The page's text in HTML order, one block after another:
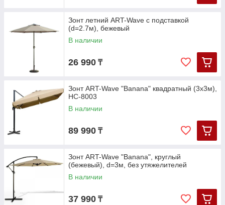
Зонт летний ART-Wave с подставкой
(d=2.7м), бежевый
В наличии
26 990 ₸
Зонт ART-Wave "Banana" квадратный (3х3м),
HC-8003
В наличии
89 990 ₸
Зонт ART-Wave "Banana", круглый
(бежевый), d=3м, без утяжелителей
В наличии
37 990 ₸